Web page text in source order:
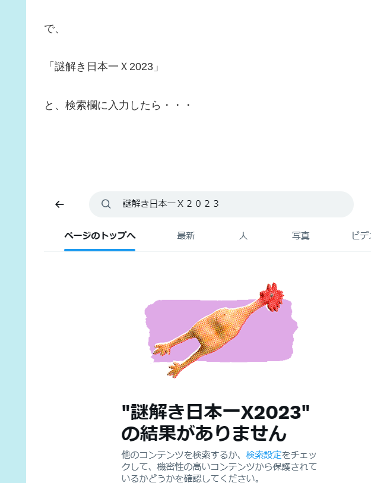
で、
「謎解き日本一Ｘ2023」
と、検索欄に入力したら・・・